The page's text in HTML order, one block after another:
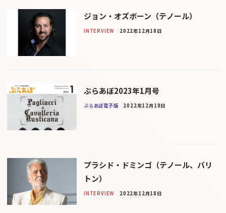
ジョン・オズボーン（テノール）
INTERVIEW 2022年12月18日
ぶらあぼ2023年1月号
ぶらあぼ電子版 2022年12月18日
プラシド・ドミンゴ（テノール、バリ
トン）
INTERVIEW 2022年12月18日